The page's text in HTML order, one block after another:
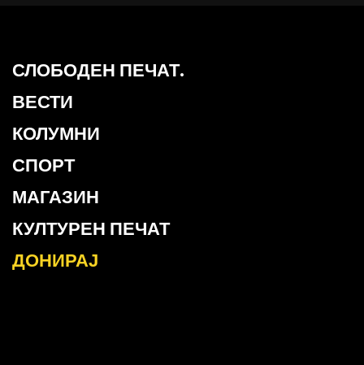
СЛОБОДЕН ПЕЧАТ.
ВЕСТИ
КОЛУМНИ
СПОРТ
МАГАЗИН
КУЛТУРЕН ПЕЧАТ
ДОНИРАЈ